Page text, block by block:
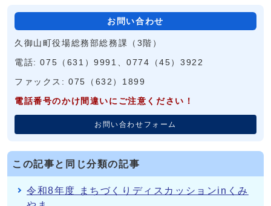
お問い合わせ
久御山町役場総務部総務課（3階）
電話: 075（631）9991、0774（45）3922
ファックス: 075（632）1899
電話番号のかけ間違いにご注意ください！
お問い合わせフォーム
この記事と同じ分類の記事
令和8年度 まちづくりディスカッションinくみ